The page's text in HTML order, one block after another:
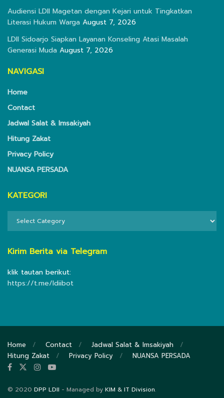
Audiensi LDII Magetan dengan Kejari untuk Tingkatkan
Literasi Hukum Warga August 7, 2026
LDII Sidoarjo Siapkan Layanan Konseling Atasi Masalah
Generasi Muda August 7, 2026
NAVIGASI
Home
Contact
Jadwal Salat & Imsakiyah
Hitung Zakat
Privacy Policy
NUANSA PERSADA
KATEGORI
Kirim Berita via Telegram
klik tautan berikut:
https://t.me/ldiibot
Home Contact
Jadwal Salat & Imsakiyah
Hitung Zakat
Privacy Policy NUANSA PERSADA
© 2020 DPP LDII - Managed by KIM & IT Division.